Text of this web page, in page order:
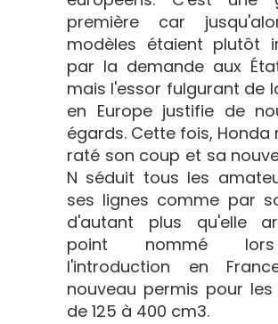
première car
modèles étaient plutôt
par la demande aux
mais l'essor fulgurant de
en Europe justifie de
égards. Cette fois, Honda
raté son coup et sa
N séduit tous les
ses lignes comme par
d'autant plus qu'elle
point nommé
l'introduction en
nouveau permis pour
de 125 à 400 cm3.